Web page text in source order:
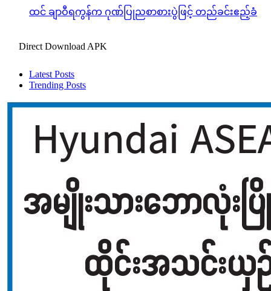
ထင် ချာဝီရကွန်က ဂုဏ်ပြုညစာစားပွဲဖြင့် တည်ခင်းဧည့်ခံ
Direct Download APK
Latest Posts
Trending Posts